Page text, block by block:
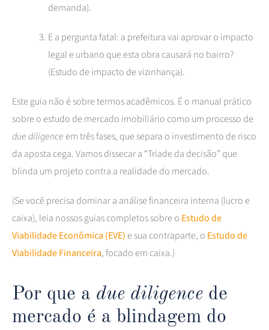
demanda).
E a pergunta fatal: a prefeitura vai aprovar o impacto
legal e urbano que esta obra causará no bairro?
(Estudo de impacto de vizinhança).
Este guia não é sobre termos acadêmicos. É o manual prático
sobre o estudo de mercado imobiliário como um processo de
due diligence em três fases, que separa o investimento de risco
da aposta cega. Vamos dissecar a “Tríade da decisão” que
blinda um projeto contra a realidade do mercado.
(Se você precisa dominar a análise financeira interna (lucro e
caixa), leia nossos guias completos sobre o Estudo de
Viabilidade Econômica (EVE) e sua contraparte, o Estudo de
Viabilidade Financeira, focado em caixa.)
Por que a due diligence de
mercado é a blindagem do